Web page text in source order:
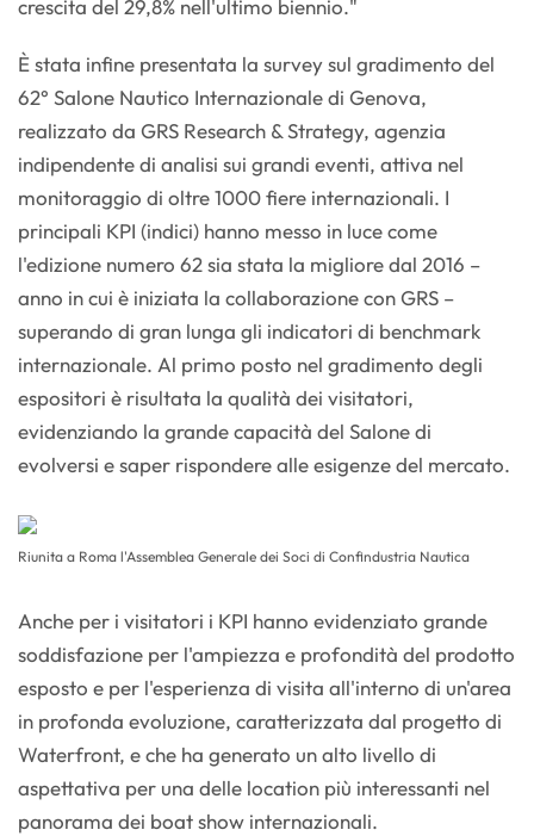
crescita del 29,8% nell'ultimo biennio."
È stata infine presentata la survey sul gradimento del
62° Salone Nautico Internazionale di Genova,
realizzato da GRS Research & Strategy, agenzia
indipendente di analisi sui grandi eventi, attiva nel
monitoraggio di oltre 1000 fiere internazionali. I
principali KPI (indici) hanno messo in luce come
l'edizione numero 62 sia stata la migliore dal 2016 –
anno in cui è iniziata la collaborazione con GRS –
superando di gran lunga gli indicatori di benchmark
internazionale. Al primo posto nel gradimento degli
espositori è risultata la qualità dei visitatori,
evidenziando la grande capacità del Salone di
evolversi e saper rispondere alle esigenze del mercato.
Riunita a Roma l'Assemblea Generale dei Soci di Confindustria Nautica
Anche per i visitatori i KPI hanno evidenziato grande
soddisfazione per l'ampiezza e profondità del prodotto
esposto e per l'esperienza di visita all'interno di un'area
in profonda evoluzione, caratterizzata dal progetto di
Waterfront, e che ha generato un alto livello di
aspettativa per una delle location più interessanti nel
panorama dei boat show internazionali.